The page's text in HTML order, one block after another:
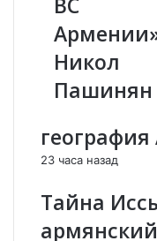
в
л
я
ю
ч
о
р
и
Никол
Пашинян
23 часа назад
Тайна